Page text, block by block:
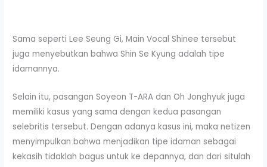
Sama seperti Lee Seung Gi, Main Vocal Shinee tersebut
juga menyebutkan bahwa Shin Se Kyung adalah tipe
idamannya.
Selain itu, pasangan Soyeon T-ARA dan Oh Jonghyuk juga
memiliki kasus yang sama dengan kedua pasangan
selebritis tersebut. Dengan adanya kasus ini, maka netizen
menyimpulkan bahwa menjadikan tipe idaman sebagai
kekasih tidaklah bagus untuk ke depannya, dan dari situlah